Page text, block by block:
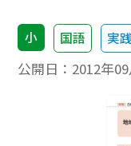
小 国語 実
公開日： 2012年